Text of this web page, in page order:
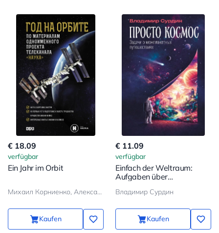
€ 18.09
verfügbar
Ein Jahr im Orbit
Михаил Корниенко, Александр Коневич
Kaufen
€ 11.09
verfügbar
Einfach der Weltraum:
Aufgaben über
Владимир Сурдин
Kaufen